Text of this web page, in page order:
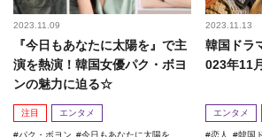
2023.11.09
『今日もあなたに太陽を』で主
演を熱演！韓国女優パク・ボヨ
ンの魅力に迫る☆
注目 エンタメ
パク・ボヨン
今日もあなたに太陽を
2023.11.13
韓国ドラ
023年11
エンタメ
恋人 韓国